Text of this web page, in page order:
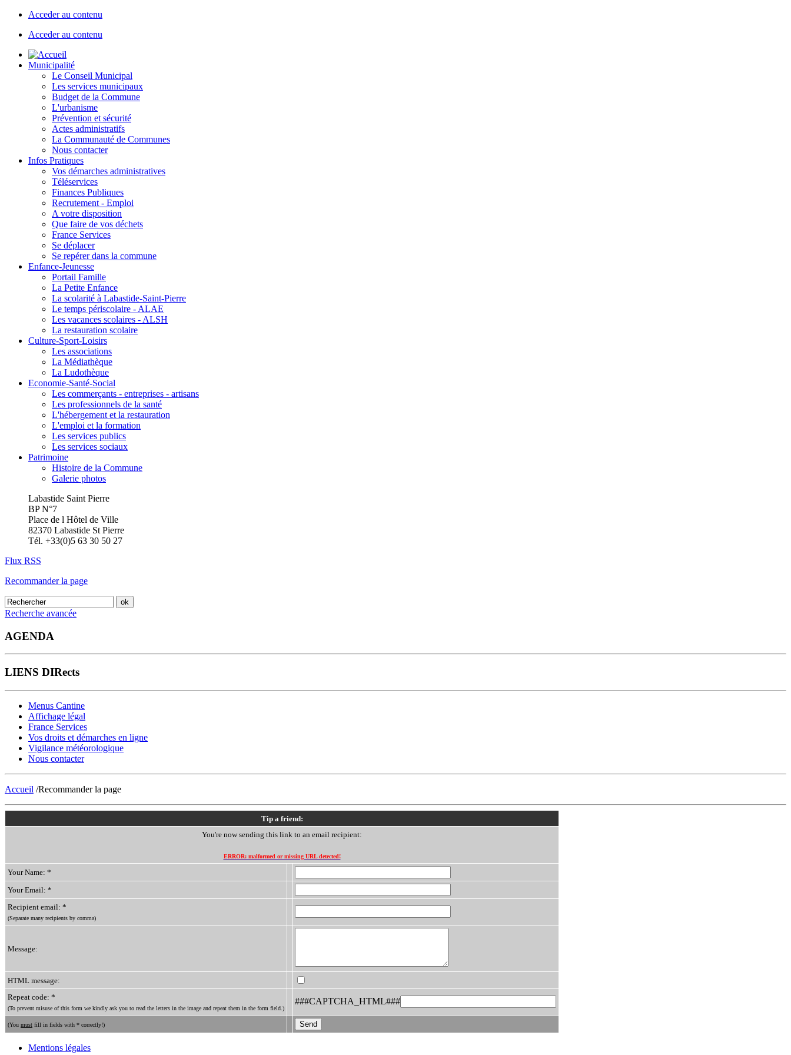
Acceder au contenu
Acceder au contenu
Municipalité
Le Conseil Municipal
Les services municipaux
Budget de la Commune
L'urbanisme
Prévention et sécurité
Actes administratifs
La Communauté de Communes
Nous contacter
Infos Pratiques
Vos démarches administratives
Téléservices
Finances Publiques
Recrutement - Emploi
A votre disposition
Que faire de vos déchets
France Services
Se déplacer
Se repérer dans la commune
Enfance-Jeunesse
Portail Famille
La Petite Enfance
La scolarité à Labastide-Saint-Pierre
Le temps périscolaire - ALAE
Les vacances scolaires - ALSH
La restauration scolaire
Culture-Sport-Loisirs
Les associations
La Médiathèque
La Ludothèque
Economie-Santé-Social
Les commerçants - entreprises - artisans
Les professionnels de la santé
L'hébergement et la restauration
L'emploi et la formation
Les services publics
Les services sociaux
Patrimoine
Histoire de la Commune
Galerie photos
Labastide Saint Pierre
BP N°7
Place de l Hôtel de Ville
82370 Labastide St Pierre
Tél. +33(0)5 63 30 50 27
Flux RSS
Recommander la page
Recherche avancée
AGENDA
LIENS DIRects
Menus Cantine
Affichage légal
France Services
Vos droits et démarches en ligne
Vigilance météorologique
Nous contacter
Accueil /Recommander la page
Tip a friend:
You're now sending this link to an email recipient:
ERROR: malformed or missing URL detected!
Your Name: *
Your Email: *
Recipient email: *
(Separate many recipients by comma)
Message:
HTML message:
Repeat code: *
(To prevent misuse of this form we kindly ask you to read the letters in the image and repeat them in the form field.)
###CAPTCHA_HTML###
(You must fill in fields with * correctly!)
Mentions légales